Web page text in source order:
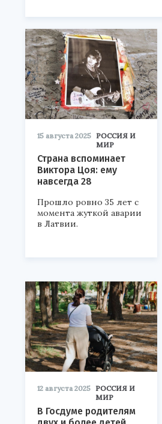
15 августа 2025 РОССИЯ И
МИР
Страна вспоминает
Виктора Цоя: ему
навсегда 28
Прошло ровно 35 лет с
момента жуткой аварии
в Латвии.
12 августа 2025 РОССИЯ И
МИР
В Госдуме родителям